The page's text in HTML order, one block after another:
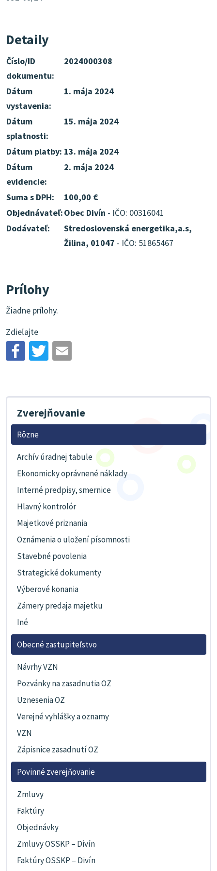
Detaily
Číslo/ID
dokumentu:
2024000308
Dátum
vystavenia:
1. mája 2024
Dátum
splatnosti:
15. mája 2024
Dátum platby: 13. mája 2024
Dátum
evidencie:
2. mája 2024
Suma s DPH:
100,00 €
Objednávateľ:Obec Divín - IČO: 00316041
Dodávateľ:
Stredoslovenská energetika,a.s,
Žilina, 01047 - IČO: 51865467
Prílohy
Žiadne prílohy.
Zdieľajte
Zverejňovanie
Rôzne
Archív úradnej tabule
Ekonomicky oprávnené náklady
Interné predpisy, smernice
Hlavný kontrolór
Majetkové priznania
Oznámenia o uložení písomnosti
Stavebné povolenia
Strategické dokumenty
Výberové konania
Zámery predaja majetku
Iné
Obecné zastupiteľstvo
Návrhy VZN
Pozvánky na zasadnutia OZ
Uznesenia OZ
Verejné vyhlášky a oznamy
VZN
Zápisnice zasadnutí OZ
Povinné zverejňovanie
Zmluvy
Faktúry
Objednávky
Zmluvy OSSKP – Divín
Faktúry OSSKP – Divín